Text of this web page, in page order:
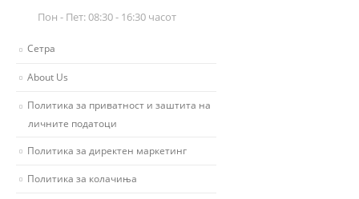
Пон - Пет: 08:30 - 16:30 часот
Сетра
About Us
Политика за приватност и заштита на
личните податоци
Политика за директен маркетинг
Политика за колачиња